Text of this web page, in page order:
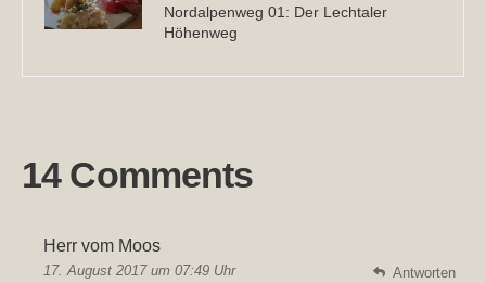
Nordalpenweg 01: Der Lechtaler
Höhenweg
14 Comments
Herr vom Moos
17. August 2017 um 07:49 Uhr Antworten